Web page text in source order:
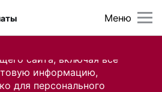
сайта, включая все
информацию,
для персонального
Меню